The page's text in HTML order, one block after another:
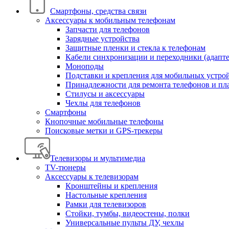
Смартфоны, средства связи
Аксессуары к мобильным телефонам
Запчасти для телефонов
Зарядные устройства
Защитные пленки и стекла к телефонам
Кабели синхронизации и переходники
Моноподы
Подставки и крепления для мобильных
Принадлежности для ремонта телефонов и
Стилусы и аксессуары
Чехлы для телефонов
Смартфоны
Кнопочные мобильные телефоны
Поисковые метки и GPS-трекеры
Телевизоры и мультимедиа
TV-тюнеры
Аксессуары к телевизорам
Кронштейны и крепления
Настольные крепления
Рамки для телевизоров
Стойки, тумбы, видеостены, полки
Универсальные пульты ДУ, чехлы